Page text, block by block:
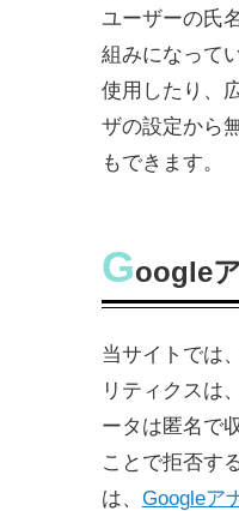
ユーザーの氏
組みになって
使用したり、
ザの設定から
もできます。
Google
当サイトでは
リティクスは
ータは匿名で
ことで拒否す
は、 Googleア